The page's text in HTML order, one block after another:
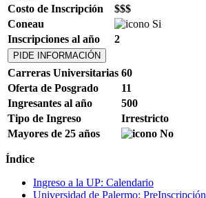
Costo de Inscripción
$$$
Coneau
Inscripciones al año
2
PIDE INFORMACIÓN
Carreras Universitarias 60
Oferta de Posgrado
11
Ingresantes al año
500
Tipo de Ingreso
Irrestricto
Mayores de 25 años
Índice
Ingreso a la UP: Calendario
Universidad de Palermo: PreInscripción